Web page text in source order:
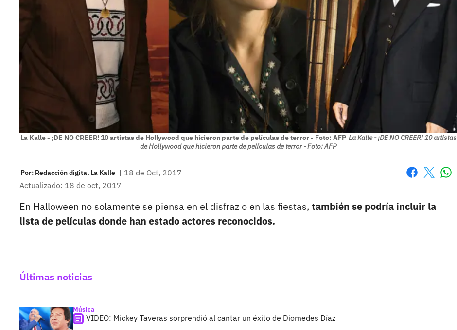
La Kalle - ¡DE NO CREER! 10 artistas de Hollywood que hicieron parte de películas de terror - Foto: AFP La Kalle - ¡DE NO CREER! 10 artistas
de Hollywood que hicieron parte de películas de terror - Foto: AFP
Por: Redacción digital La Kalle | 18 de Oct, 2017
Actualizado: 18 de oct, 2017
En Halloween no solamente se piensa en el disfraz o en las fiestas, también se podría incluir la
lista de películas donde han estado actores reconocidos.
Últimas noticias
Música
VIDEO: Mickey Taveras sorprendió al cantar un éxito de Diomedes Díaz